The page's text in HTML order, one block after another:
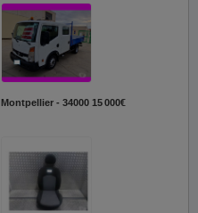
Montpellier - 34000 15 000€